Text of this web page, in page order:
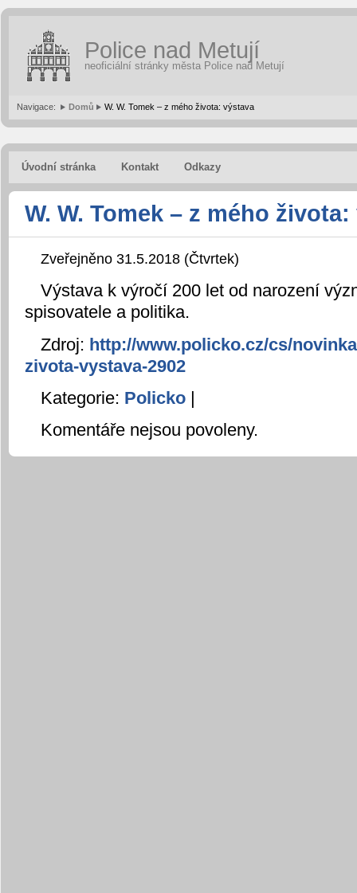
Police nad Metují
neoficiální stránky města Police nad Metují
Navigace: Domů W. W. Tomek – z mého života: výstava
Úvodní stránka Kontakt Odkazy
W. W. Tomek – z mého
Zveřejněno 31.5.2018 (Čtvrtek)
Výstava k výročí 200 let od narození
spisovatele a politika.
Zdroj: http://www.policko.cz/cs/
zivota-vystava-2902
Kategorie: Policko |
Komentáře nejsou povoleny.